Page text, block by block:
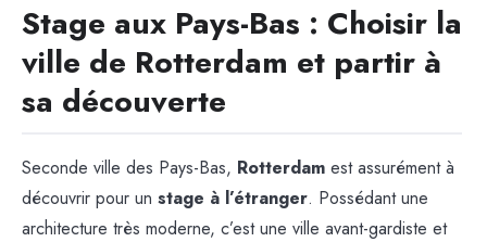
Stage aux Pays-Bas : Choisir la
ville de Rotterdam et partir à
sa découverte
Seconde ville des Pays-Bas, Rotterdam est assurément à
découvrir pour un stage à l’étranger. Possédant une
architecture très moderne, c’est une ville avant-gardiste et